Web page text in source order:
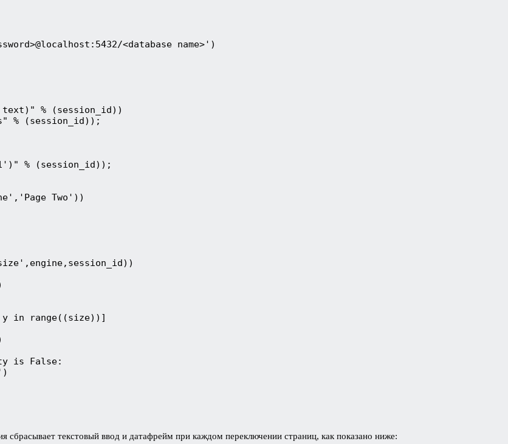
<database name>')
% (session_id))
% (session_id));
% (session_id));
Two'))
in range((size))]
is False:
сбрасывает текстовый ввод и датафрейм при каждом переключении страниц, как показано ниже: